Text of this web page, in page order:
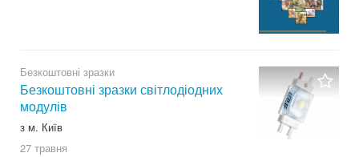
Безкоштовні зразки
Безкоштовні зразки світлодіодних
модулів
з м. Київ
27 травня